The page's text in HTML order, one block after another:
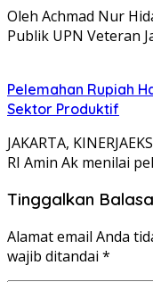
Oleh Achmad Nur
Publik UPN Veteran
Pelemahan Rupiah
Sektor Produktif
JAKARTA,
RI Amin Ak menilai
Tinggalkan
Alamat email Anda
wajib ditandai *